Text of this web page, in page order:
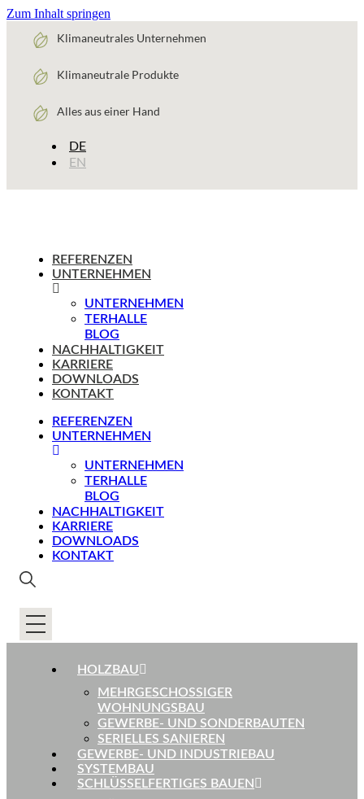
Zum Inhalt springen
Klimaneutrales Unternehmen
Klimaneutrale Produkte
Alles aus einer Hand
DE
EN
REFERENZEN
UNTERNEHMEN
UNTERNEHMEN
TERHALLE
BLOG
NACHHALTIGKEIT
KARRIERE
DOWNLOADS
KONTAKT
REFERENZEN
UNTERNEHMEN
UNTERNEHMEN
TERHALLE
BLOG
NACHHALTIGKEIT
KARRIERE
DOWNLOADS
KONTAKT
HOLZBAU
MEHRGESCHOSSIGER
WOHNUNGSBAU
GEWERBE- UND SONDERBAUTEN
SERIELLES SANIEREN
GEWERBE- UND INDUSTRIEBAU
SYSTEMBAU
SCHLÜSSELFERTIGES BAUEN